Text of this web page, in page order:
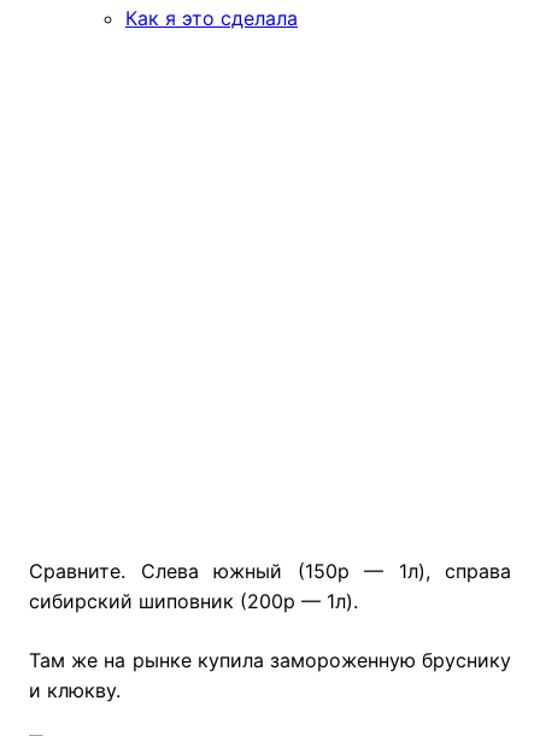
Сравните. Слева южный (150р — 1л), справа
сибирский шиповник (200р — 1л).
Там же на рынке купила замороженную бруснику
и клюкву.